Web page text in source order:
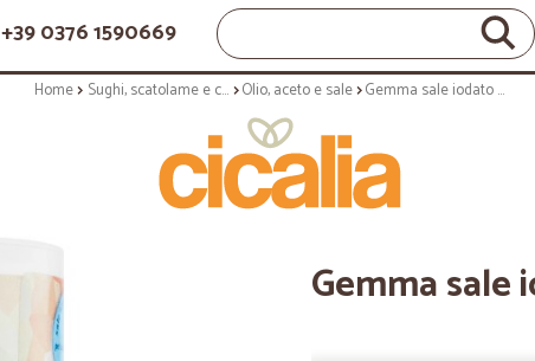
+39 0376 1590669
Home Sughi, scatolame e condimenti Olio, aceto e sale Gemma sale iodato finissimo - gr.125
Gemma sale